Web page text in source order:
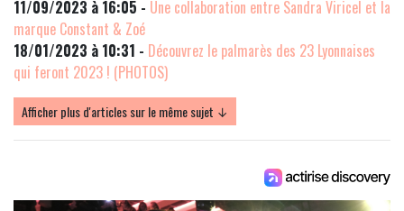
11/09/2023 à 16:05 - Une collaboration entre Sandra Viricel et la
marque Constant & Zoé
18/01/2023 à 10:31 - Découvrez le palmarès des 23 Lyonnaises
qui feront 2023 ! (PHOTOS)
Afficher plus d'articles sur le même sujet ↓